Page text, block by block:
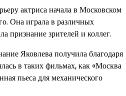
актриса начала в Московском
Она играла в различных
признание зрителей и коллег.
Яковлева получила благодаря
в таких фильмах, как «Москва
пьеса для механического